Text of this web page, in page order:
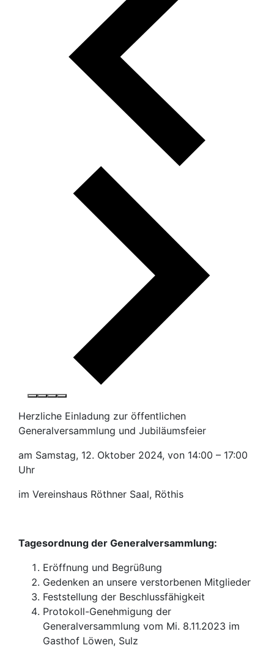
Herzliche Einladung zur öffentlichen
Generalversammlung und Jubiläumsfeier
am Samstag, 12. Oktober 2024, von 14:00 – 17:00
Uhr
im Vereinshaus Röthner Saal, Röthis
Tagesordnung der Generalversammlung:
Eröffnung und Begrüßung
Gedenken an unsere verstorbenen Mitglieder
Feststellung der Beschlussfähigkeit
Protokoll-Genehmigung der
Generalversammlung vom Mi. 8.11.2023 im
Gasthof Löwen, Sulz